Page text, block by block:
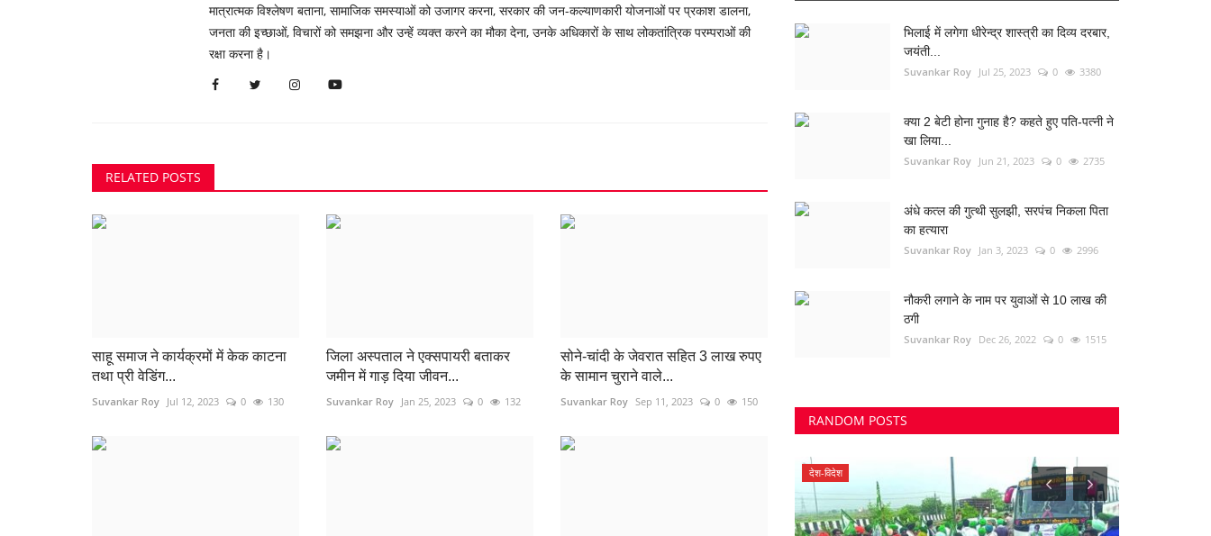
मात्रात्मक विश्लेषण बताना, सामाजिक समस्याओं को उजागर करना, सरकार की जन-कल्याणकारी योजनाओं पर प्रकाश डालना,
जनता की इच्छाओं, विचारों को समझना और उन्हें व्यक्त करने का मौका देना, उनके अधिकारों के साथ लोकतांत्रिक परम्पराओं की
रक्षा करना है।
RELATED POSTS
साहू समाज ने कार्यक्रमों में केक काटना
तथा प्री वेडिंग...
Suvankar Roy Jul 12, 2023 0 130
जिला अस्पताल ने एक्सपायरी बताकर
जमीन में गाड़ दिया जीवन...
Suvankar Roy Jan 25, 2023 0 132
सोने-चांदी के जेवरात सहित 3 लाख रुपए
के सामान चुराने वाले...
Suvankar Roy Sep 11, 2023 0 150
भिलाई में लगेगा धीरेन्द्र शास्त्री का दिव्य दरबार,
जयंती...
Suvankar Roy Jul 25, 2023 0 3380
क्या 2 बेटी होना गुनाह है? कहते हुए पति-पत्नी ने
खा लिया...
Suvankar Roy Jun 21, 2023 0 2735
अंधे कत्ल की गुत्थी सुलझी, सरपंच निकला पिता
का हत्यारा
Suvankar Roy Jan 3, 2023 0 2996
नौकरी लगाने के नाम पर युवाओं से 10 लाख की
ठगी
Suvankar Roy Dec 26, 2022 0 1515
RANDOM POSTS
रिसाली